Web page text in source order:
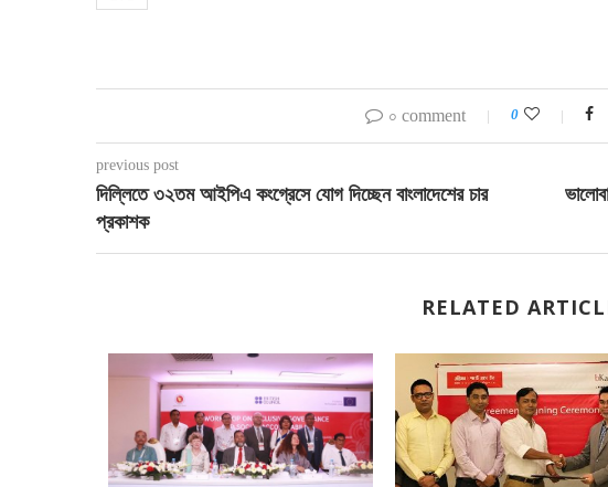
০ comment 0
previous post
দিল্লিতে ৩২তম আইপিএ কংগ্রেসে যোগ দিচ্ছেন বাংলাদেশের চার
প্রকাশক
RELATED